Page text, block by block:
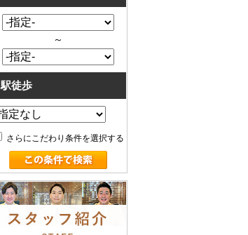
～
駅徒歩
さらにこだわり条件を選択する